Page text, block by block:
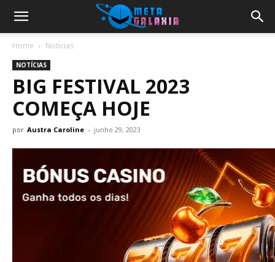
Home Notícias
NOTÍCIAS
BIG FESTIVAL 2023
COMEÇA HOJE
por Austra Caroline - junho 29, 2023